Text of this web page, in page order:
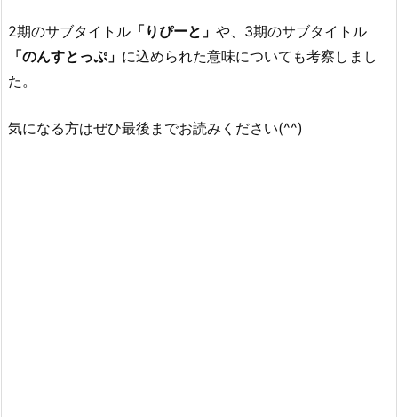
2期のサブタイトル 「りぴーと」 や、3期のサブタイトル
「のんすとっぷ」 に込められた意味についても考察しまし
た。
気になる方はぜひ最後までお読みください(^^)